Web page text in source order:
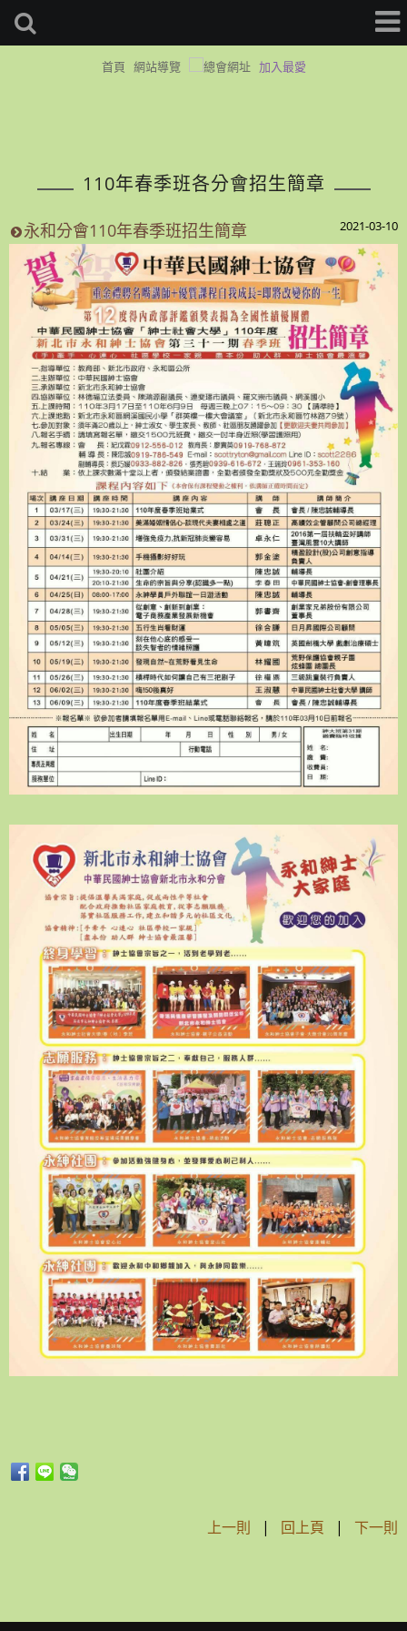
首頁 網站導覽 加入最愛
110年春季班各分會招生簡章
2021-03-10
永和分會110年春季班招生簡章
上一則 | 回上頁 | 下一則